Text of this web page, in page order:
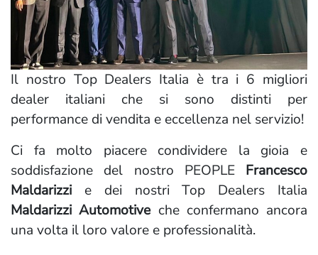
Il nostro Top Dealers Italia è tra i 6 migliori
dealer italiani che si sono distinti per
performance di vendita e eccellenza nel servizio!
Ci fa molto piacere condividere la gioia e
soddisfazione del nostro PEOPLE Francesco
Maldarizzi e dei nostri Top Dealers Italia
Maldarizzi Automotiveche confermano ancora
una volta il loro valore e professionalità.